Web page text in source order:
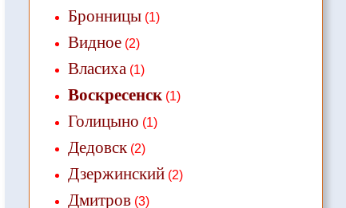
Бронницы(1)
Видное(2)
Власиха(1)
Воскресенск(1)
Голицыно (1)
Дедовск(2)
Дзержинский(2)
Дмитров(3)